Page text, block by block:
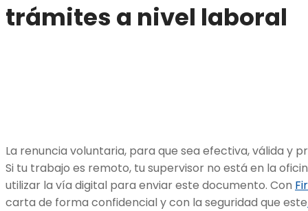
trámites a nivel laboral
La renuncia voluntaria, para que sea efectiva, válida y
Si tu trabajo es remoto, tu supervisor no está en la
utilizar la vía digital para enviar este documento. Con
carta de forma confidencial y con la seguridad que este